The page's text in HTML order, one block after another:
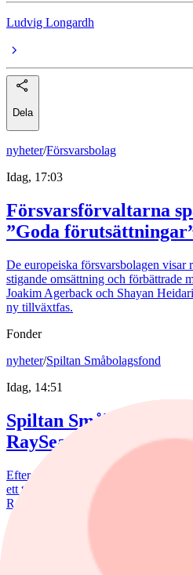
Ludvig Longardh
Dela
nyheter/Försvarsbolag
Idag, 17:03
Försvarsförvaltarna
”Goda
De europeiska försvarsbolagen visar
stigande omsättning och förbättrade
Joakim Agerback och Shayan
ny tillväxtfas.
Fonder
nyheter/Spiltan Småbolagsfond
Idag, 14:51
Spiltan
RaySearch
Efter en svagare utveckling hittills i
ett tydligt lyft i juli. Mips bidrog mest
RaySearch Laboratories är ett nytt
nyheter